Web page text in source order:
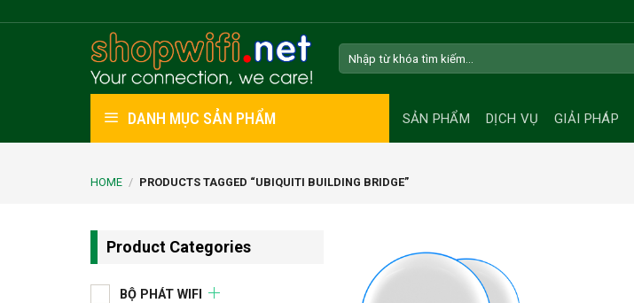
DANH MỤC SẢN PHẨM SẢN PHẨM DỊCH VỤ GIẢI PHÁP
HOME / PRODUCTS TAGGED “UBIQUITI BUILDING BRIDGE”
Product Categories
BỘ PHÁT WIFI